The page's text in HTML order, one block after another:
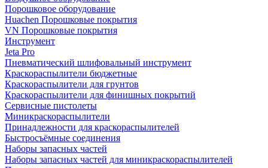
Порошковое оборудование
Huachen Порошковые покрытия
VN Порошковые покрытия
Инструмент
Jeta Pro
Пневматический шлифовальный инструмент
Краскораспылители бюджетные
Краскораспылители для грунтов
Краскораспылители для финишных покрытий
Сервисные пистолеты
Миникраскораспылители
Принадлежности для краскораспылителей
Быстросъёмные соединения
Наборы запасных частей
Наборы запасных частей для миникраскораспылителей